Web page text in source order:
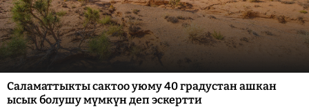
Саламаттыкты сактоо уюму 40 градустан ашкан
ысык болушу мүмкүн деп эскертти